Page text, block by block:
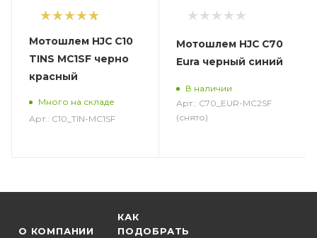
1
Мотошлем HJC C10
TINS MC1SF черно
красный
Много на складе
Арт.: C10_TIN-MC1SF
Мотошлем HJC C70
Eura черный синий
В наличии
Арт.: C70_EUR-MC2SF
(снято)
О КОМПАНИИ
КАК
ПОДОБРАТЬ